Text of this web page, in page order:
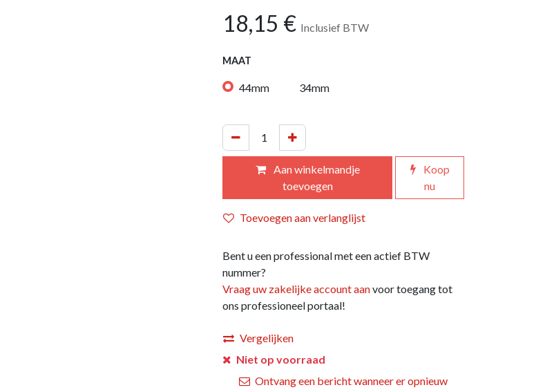
18,15 € Inclusief BTW
MAAT
44mm 34mm
Aan winkelmandje
toevoegen
Koop
nu
Toevoegen aan verlanglijst
Bent u een professional met een actief BTW
nummer?
Vraag uw zakelijke account aanvoor toegang tot
ons professioneel portaal!
Vergelijken
Niet op voorraad
Ontvang een bericht wanneer er opnieuw